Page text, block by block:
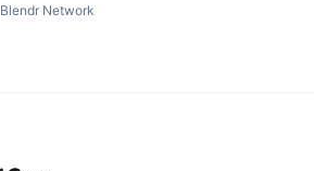
Blendr Network